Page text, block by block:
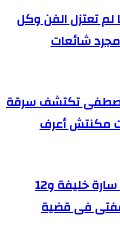
تعتزل الفن وكل
شائعات
مصطفى تكتشف سرقة
مكنتش أعرف
إحالة أوراق المذيعة سارة خليفة و12
فى قضية